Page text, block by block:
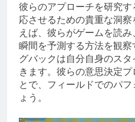
彼らのアプローチを研究
応させるための貴重な洞
えば、彼らがゲームを読
瞬間を予測する方法を観
グバックは自分自身のス
きます。彼らの意思決定
とで、フィールドでのパ
ょう。